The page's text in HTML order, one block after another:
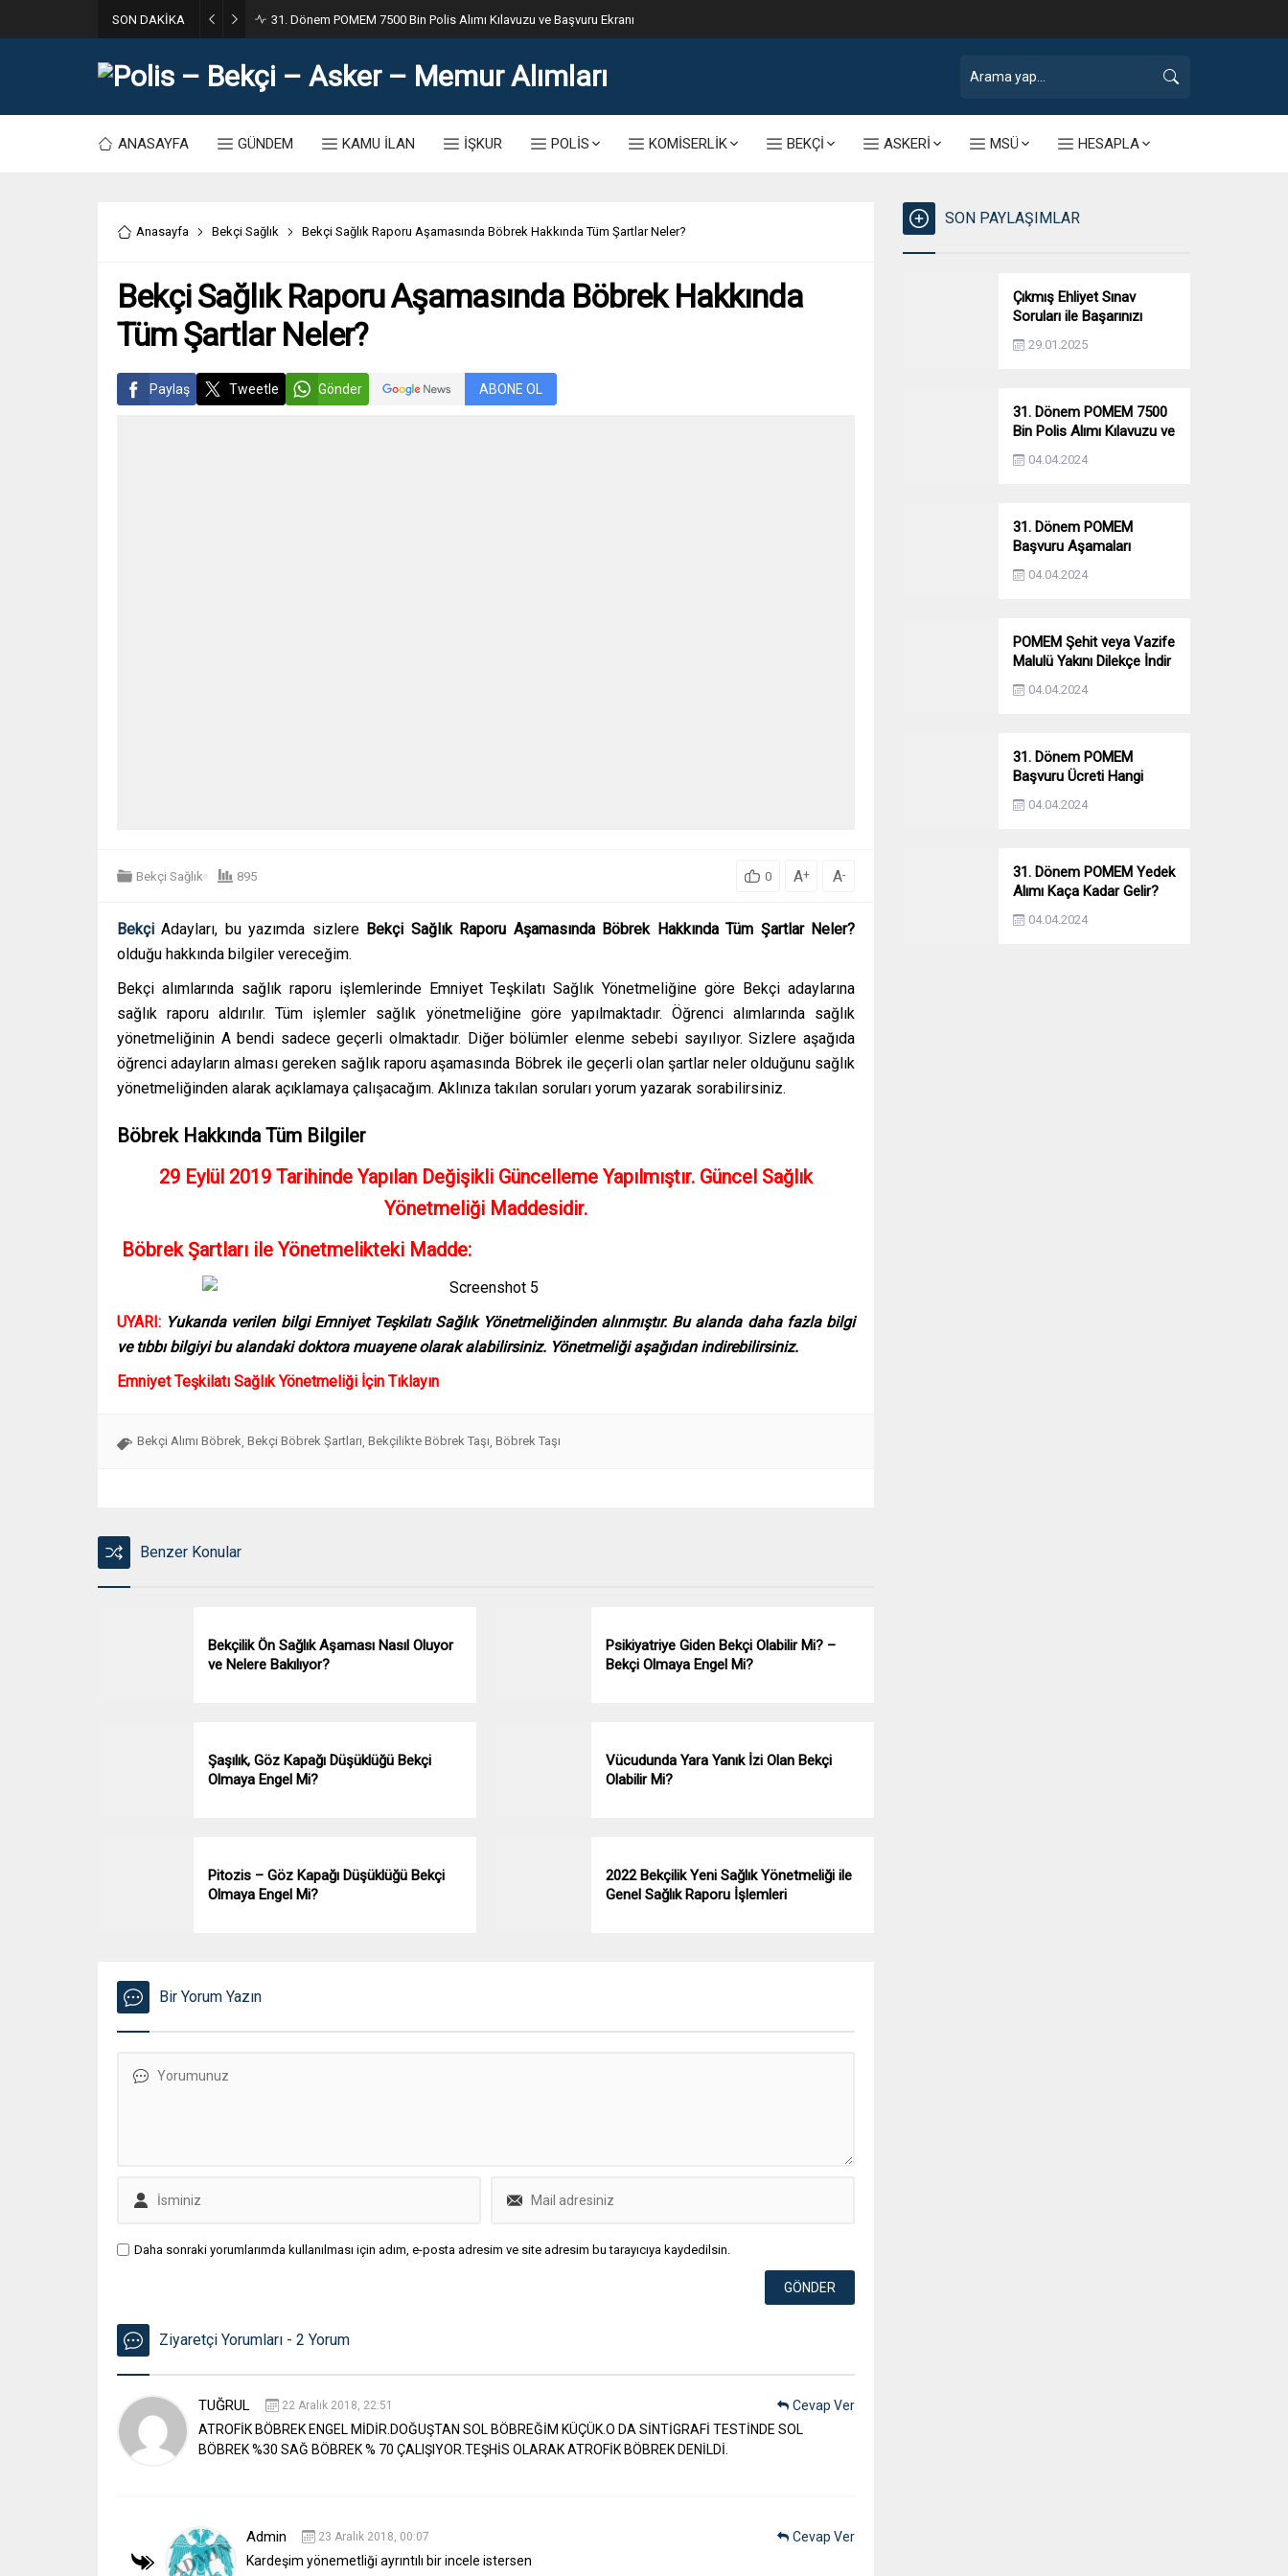
SON DAKİKA 31. Dönem POMEM 7500 Bin Polis Alımı Kılavuzu ve Başvuru Ekranı
ANASAYFA GÜNDEM KAMU İLAN İŞKUR POLİS KOMİSERLİK BEKÇİ ASKERİ MSÜ HESAPLA
Anasayfa Bekçi Sağlık Bekçi Sağlık Raporu Aşamasında Böbrek Hakkında Tüm Şartlar Neler?
Bekçi Sağlık Raporu Aşamasında Böbrek Hakkında
Tüm Şartlar Neler?
Paylaş Tweetle Gönder ABONE OL
Bekçi Sağlık 895 0 A+ A-
Bekçi Adayları, bu yazımda sizlere Bekçi Sağlık Raporu Aşamasında Böbrek Hakkında Tüm Şartlar Neler?
olduğu hakkında bilgiler vereceğim.
Bekçi alımlarında sağlık raporu işlemlerinde Emniyet Teşkilatı Sağlık Yönetmeliğine göre Bekçi adaylarına
sağlık raporu aldırılır. Tüm işlemler sağlık yönetmeliğine göre yapılmaktadır. Öğrenci alımlarında sağlık
yönetmeliğinin A bendi sadece geçerli olmaktadır. Diğer bölümler elenme sebebi sayılıyor. Sizlere aşağıda
öğrenci adayların alması gereken sağlık raporu aşamasında Böbrek ile geçerli olan şartlar neler olduğunu sağlık
yönetmeliğinden alarak açıklamaya çalışacağım. Aklınıza takılan soruları yorum yazarak sorabilirsiniz.
Böbrek Hakkında Tüm Bilgiler
29 Eylül 2019 Tarihinde Yapılan Değişikli Güncelleme Yapılmıştır. Güncel Sağlık
Yönetmeliği Maddesidir.
Böbrek Şartları ile Yönetmelikteki Madde:
UYARI: Yukarıda verilen bilgi Emniyet Teşkilatı Sağlık Yönetmeliğinden alınmıştır. Bu alanda daha fazla bilgi
ve tıbbı bilgiyi bu alandaki doktora muayene olarak alabilirsiniz. Yönetmeliği aşağıdan indirebilirsiniz.
Emniyet Teşkilatı Sağlık Yönetmeliği İçin Tıklayın
Bekçi Alımı Böbrek, Bekçi Böbrek Şartları, Bekçilikte Böbrek Taşı, Böbrek Taşı
Benzer Konular
Bekçilik Ön Sağlık Aşaması Nasıl Oluyor
ve Nelere Bakılıyor?
Psikiyatriye Giden Bekçi Olabilir Mi? –
Bekçi Olmaya Engel Mi?
Şaşılık, Göz Kapağı Düşüklüğü Bekçi
Olmaya Engel Mi?
Vücudunda Yara Yanık İzi Olan Bekçi
Olabilir Mi?
Pitozis – Göz Kapağı Düşüklüğü Bekçi
Olmaya Engel Mi?
2022 Bekçilik Yeni Sağlık Yönetmeliği ile
Genel Sağlık Raporu İşlemleri
Bir Yorum Yazın
Daha sonraki yorumlarımda kullanılması için adım, e-posta adresim ve site adresim bu tarayıcıya kaydedilsin.
Ziyaretçi Yorumları - 2 Yorum
TUĞRUL 22 Aralık 2018, 22:51
ATROFİK BÖBREK ENGEL MİDİR.DOĞUŞTAN SOL BÖBREĞİM KÜÇÜK.O DA SİNTİGRAFİ TESTİNDE SOL
BÖBREK %30 SAĞ BÖBREK % 70 ÇALIŞIYOR.TEŞHİS OLARAK ATROFİK BÖBREK DENİLDİ.
Cevap Ver
Admin 23 Aralık 2018, 00:07
Kardeşim yönemetliği ayrıntılı bir incele istersen
Cevap Ver
SON PAYLAŞIMLAR
Çıkmış Ehliyet Sınav
Soruları ile Başarınızı
Artırın!
29.01.2025
31. Dönem POMEM 7500
Bin Polis Alımı Kılavuzu ve
Başvuru Ekranı
04.04.2024
31. Dönem POMEM
Başvuru Aşamaları
Nelerdir? Ön Sağlık –
Parkur – Mülakat
04.04.2024
POMEM Şehit veya Vazife
Malulü Yakını Dilekçe İndir
04.04.2024
31. Dönem POMEM
Başvuru Ücreti Hangi
Bankaya Yatırılacak?
04.04.2024
31. Dönem POMEM Yedek
Alımı Kaça Kadar Gelir?
Yıllara Göre Yedek Alımı
04.04.2024